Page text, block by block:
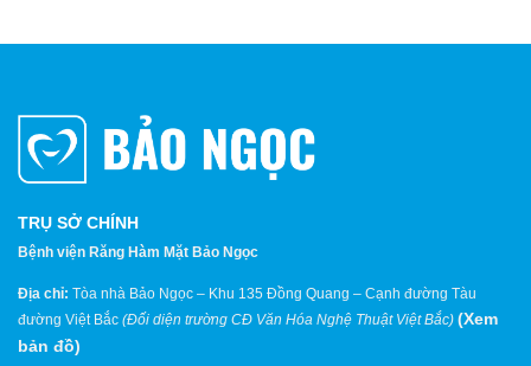
TRỤ SỞ CHÍNH
Bệnh viện Răng Hàm Mặt Bảo Ngọc
Địa chỉ: Tòa nhà Bảo Ngọc – Khu 135 Đồng Quang – Cạnh đường Tàu
đường Việt Bắc (Đối diện trường CĐ Văn Hóa Nghệ Thuật Việt Bắc) (Xem
bản đồ)